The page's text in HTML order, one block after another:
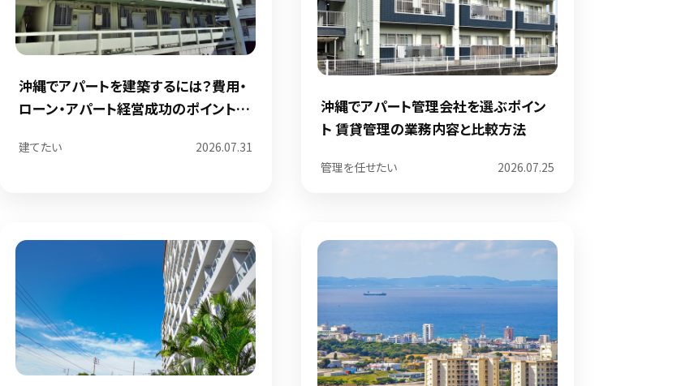
沖縄でアパートを建築するには？費用・
ローン・アパート経営成功のポイントを
建てたい 2026.07.31
沖縄でアパート管理会社を選ぶポイン
ト 賃貸管理の業務内容と比較方法
管理を任せたい 2026.07.25